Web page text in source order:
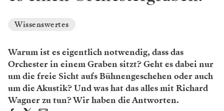
Wissenswertes
Warum ist es eigentlich notwendig, dass das
Orchester in einem Graben sitzt? Geht es dabei nur
um die freie Sicht aufs Bühnengeschehen oder auch
um die Akustik? Und was hat das alles mit Richard
Wagner zu tun? Wir haben die Antworten.